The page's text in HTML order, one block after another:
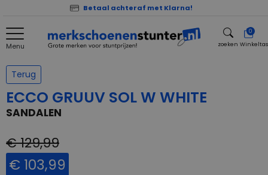
Betaal achteraf met Klarna!
Menu zoeken
0
Winkeltas
Terug
ECCO GRUUV SOL W WHITE
SANDALEN
€ 129,99
€ 103,99